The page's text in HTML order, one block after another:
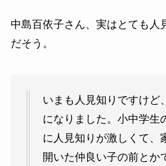
中島百依子さん、実はとても人
だそう。
いまも人見知りですけど
になりました。小中学生
に人見知りが激しくて、
開いた仲良い子の前とか